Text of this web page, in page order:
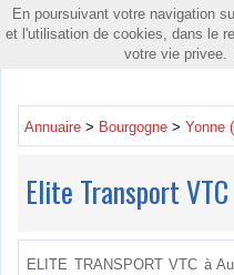
Annuaire > Bourgogne > Yonne
Elite Transport VTC
ELITE TRANSPORT VTC à
En poursuivant votre navigation
et l'utilisation de cookies, dans le
votre vie privee.